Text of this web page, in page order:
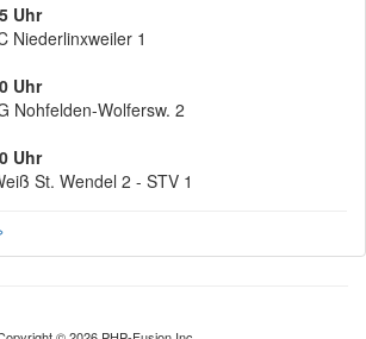
Uhr
Niederlinxweiler 1
Uhr
Nohfelden-Wolfersw. 2
Uhr
St. Wendel 2 - STV 1